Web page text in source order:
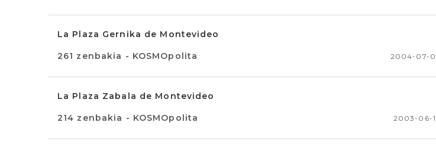
La Plaza Gernika de Montevideo
261 zenbakia - KOSMOpolita 2004-07-
La Plaza Zabala de Montevideo
214 zenbakia - KOSMOpolita 2003-06-